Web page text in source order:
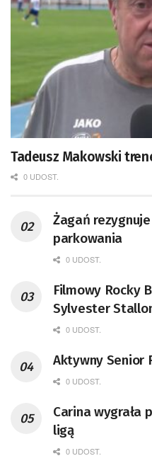
Tadeusz Makowski
0 UDOST.
Żagań
parkowania
0 UDOST.
Filmowy Rocky
Sylvester
0 UDOST.
Aktywny Senior
0 UDOST.
Carina wygrała
ligą
0 UDOST.